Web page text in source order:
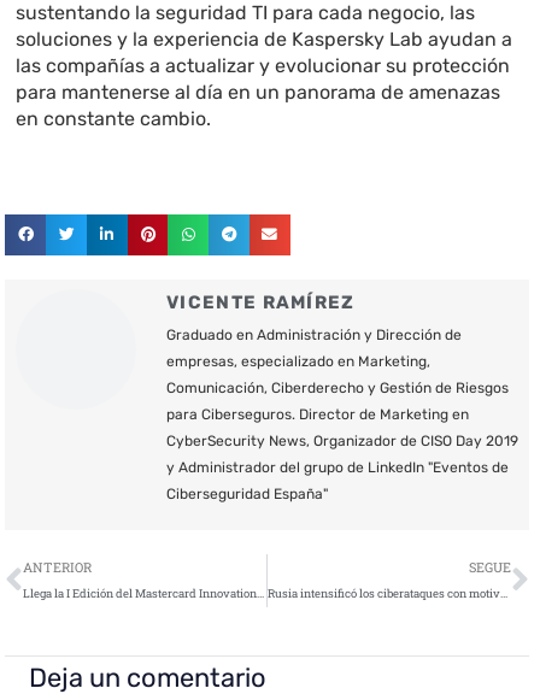
sustentando la seguridad TI para cada negocio, las
soluciones y la experiencia de Kaspersky Lab ayudan a
las compañías a actualizar y evolucionar su protección
para mantenerse al día en un panorama de amenazas
en constante cambio.
VICENTE RAMÍREZ
Graduado en Administración y Dirección de
empresas, especializado en Marketing,
Comunicación, Ciberderecho y Gestión de Riesgos
para Ciberseguros. Director de Marketing en
CyberSecurity News, Organizador de CISO Day 2019
y Administrador del grupo de LinkedIn "Eventos de
Ciberseguridad España"
Ant
ANTERIOR
Llega la I Edición del Mastercard Innovation Challenge para reinventar los medios de pago
SEGUE
Rusia intensificó los ciberataques con motivo de la cumbre USA-Corea del Norte
Deja un comentario